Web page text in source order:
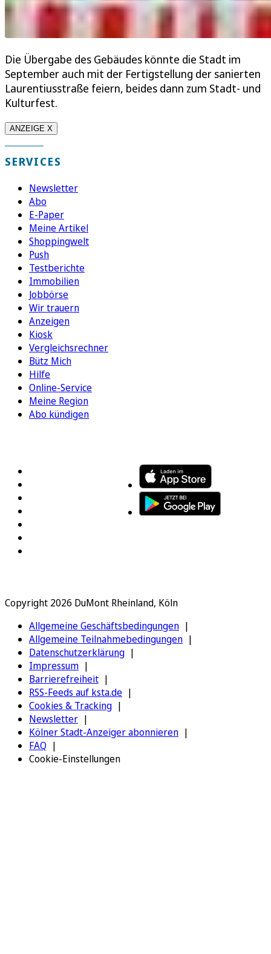
Die Übergabe des Gebäudes könnte die Stadt im
September auch mit der Fertigstellung der sanierten
Laurentiusstraße feiern, beides dann zum Stadt- und
Kulturfest.
ANZEIGE X
SERVICES
Newsletter
Abo
E-Paper
Meine Artikel
Shoppingwelt
Push
Testberichte
Immobilien
Jobbörse
Wir trauern
Anzeigen
Kiosk
Vergleichsrechner
Bütz Mich
Hilfe
Online-Service
Meine Region
Abo kündigen
Copyright 2026 DuMont Rheinland, Köln
Allgemeine Geschäftsbedingungen
Allgemeine Teilnahmebedingungen
Datenschutzerklärung
Impressum
Barrierefreiheit
RSS-Feeds auf ksta.de
Cookies & Tracking
Newsletter
Kölner Stadt-Anzeiger abonnieren
FAQ
Cookie-Einstellungen